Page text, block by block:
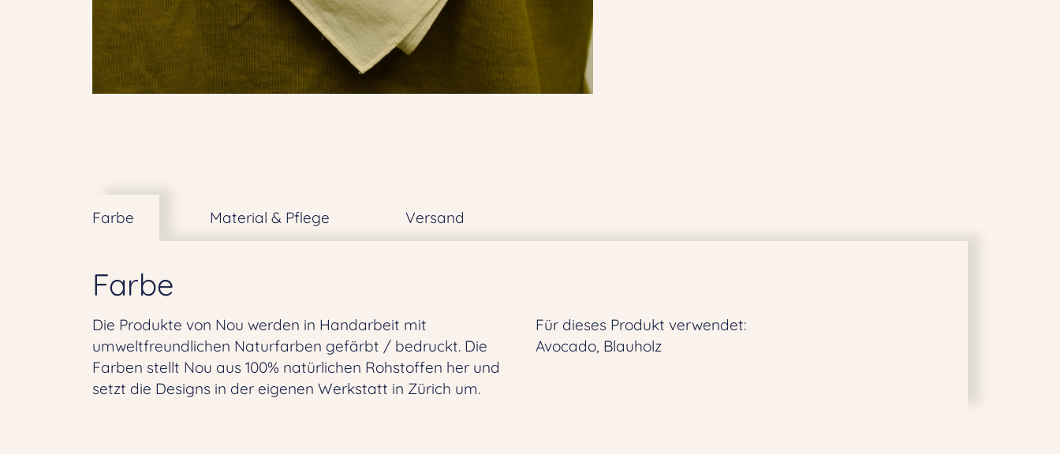
Farbe Material & Pflege Versand
Farbe
Die Produkte von Nou werden in Handarbeit mit
umweltfreundlichen Naturfarben gefärbt / bedruckt. Die
Farben stellt Nou aus 100% natürlichen Rohstoffen her und
setzt die Designs in der eigenen Werkstatt in Zürich um.
Für dieses Produkt verwendet:
Avocado, Blauholz